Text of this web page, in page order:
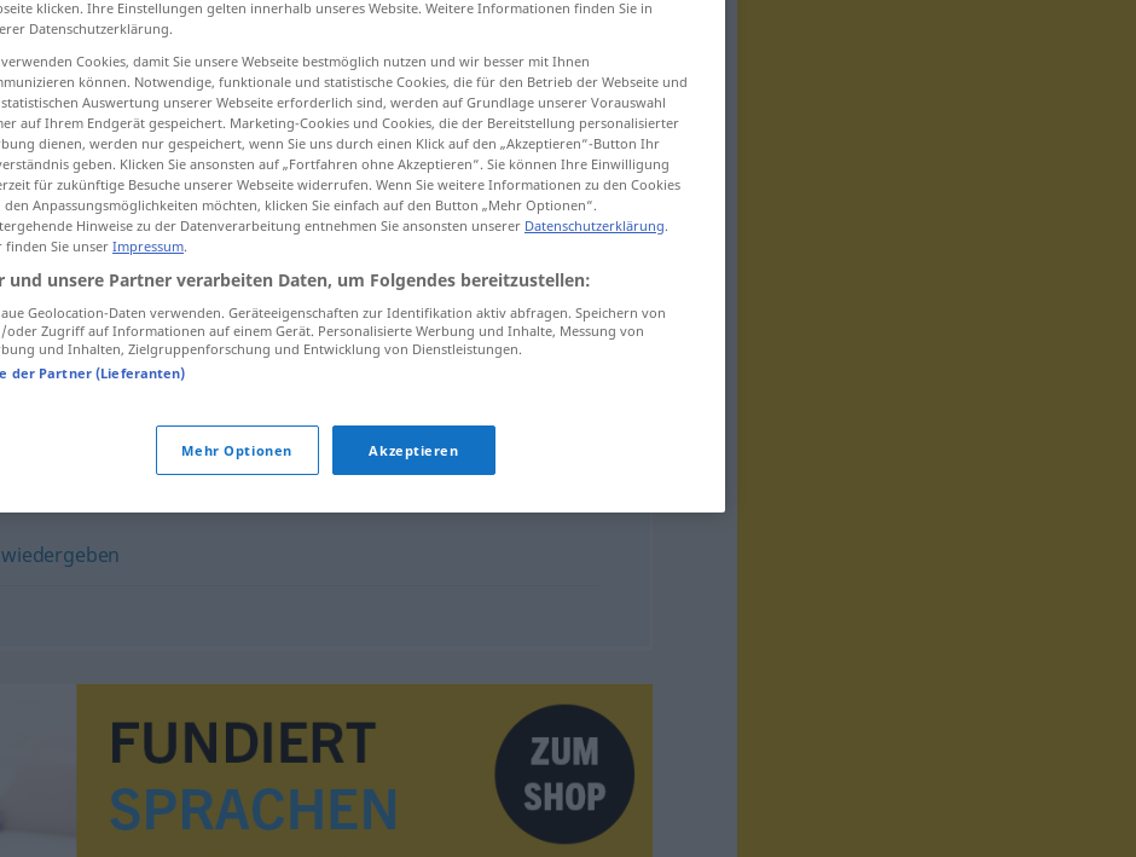
antippen)
deklamieren Gedicht
deklamierenübertrieben pathetisch
wiedergeben
klicken. Ihre Einstellungen gelten innerhalb unseres Website. Weitere Informationen finden Sie in
Datenschutzerklärung.
Cookies, damit Sie unsere Webseite bestmöglich nutzen und wir besser mit Ihnen
können. Notwendige, funktionale und statistische Cookies, die für den Betrieb der Webseite und
Auswertung unserer Webseite erforderlich sind, werden auf Grundlage unserer Vorauswahl
auf Ihrem Endgerät gespeichert. Marketing-Cookies und Cookies, die der Bereitstellung personalisierter
dienen, werden nur gespeichert, wenn Sie uns durch einen Klick auf den „Akzeptieren“-Button Ihr
geben. Klicken Sie ansonsten auf „Fortfahren ohne Akzeptieren“. Sie können Ihre Einwilligung
für zukünftige Besuche unserer Webseite widerrufen. Wenn Sie weitere Informationen zu den Cookies
den Anpassungsmöglichkeiten möchten, klicken Sie einfach auf den Button „Mehr Optionen“.
Hinweise zu der Datenverarbeitung entnehmen Sie ansonsten unserer Datenschutzerklärung.
finden Sie unser Impressum.
und unsere Partner verarbeiten Daten, um Folgendes bereitzustellen:
Geolocation-Daten verwenden. Geräteeigenschaften zur Identifikation aktiv abfragen. Speichern von
oder Zugriff auf Informationen auf einem Gerät. Personalisierte Werbung und Inhalte, Messung von
und Inhalten, Zielgruppenforschung und Entwicklung von Dienstleistungen.
der Partner (Lieferanten)
Mehr Optionen Akzeptieren